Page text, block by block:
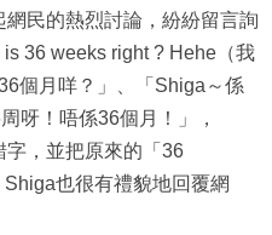
民的熱烈討論，紛紛留言詢
36 weeks right ? Hehe（我
個月咩？」、「Shiga～係
呀！唔係36個月！」，
，並把原來的「36
也很有禮貌地回覆網